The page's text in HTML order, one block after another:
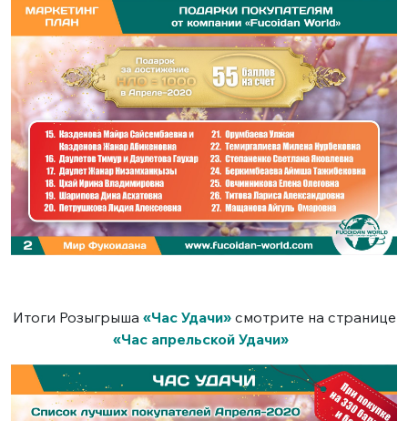
Итоги Розыгрыша «Час Удачи»смотрите на странице
«Час апрельской Удачи»